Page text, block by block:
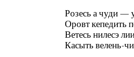
Розесь а чуди —
Оровт кепедить
Ветесь нилесэ
Касыть велень-